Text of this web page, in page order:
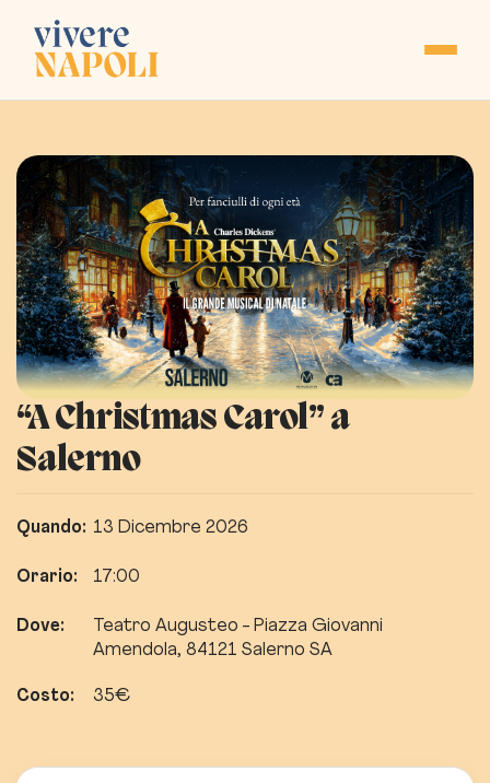
“A Christmas Carol” a
Salerno
Quando: 13 Dicembre 2026
Orario: 17:00
Dove:
Teatro Augusteo - Piazza Giovanni
Amendola, 84121 Salerno SA
Costo: 35€